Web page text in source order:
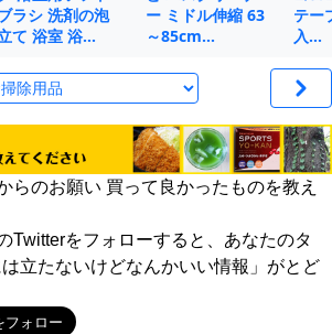
ラシ 洗剤の泡
て 浴室 浴…
ー ミドル伸縮 63
～85cm…
テー
入…
らのお願い 買って良かったものを教え
Twitterをフォローすると、あなたのタ
立たないけどなんかいい情報」がとど